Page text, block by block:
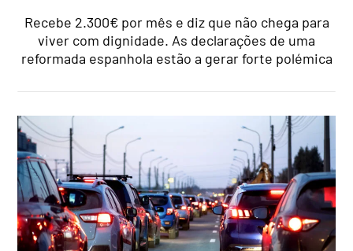
Recebe 2.300€ por mês e diz que não chega para
viver com dignidade. As declarações de uma
reformada espanhola estão a gerar forte polémica